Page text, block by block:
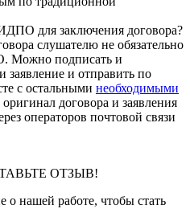
для заключения договора?
слушателю не обязательно
Можно подписать и
заявление и отправить по
с остальными необходимыми
договора и заявления
операторов почтовой связи
ОТЗЫВ!
нашей работе, чтобы стать